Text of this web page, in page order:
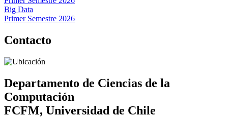
Big Data
Primer Semestre 2026
Contacto
Departamento de Ciencias de la
Computación
FCFM, Universidad de Chile